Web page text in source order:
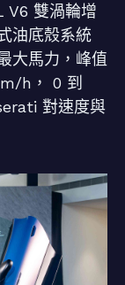
V6 雙渦輪增
油底殼系統
大馬力，峰值
h， 0 到
對速度與